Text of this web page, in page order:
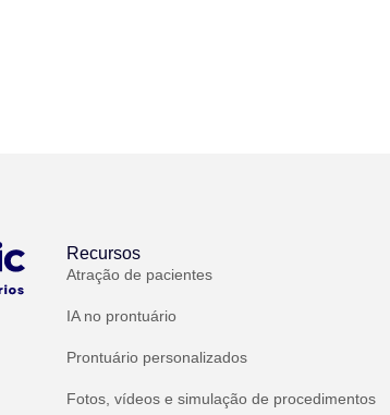
Recursos
Atração de pacientes
IA no prontuário
Prontuário personalizados
Fotos, vídeos e simulação de procedimentos